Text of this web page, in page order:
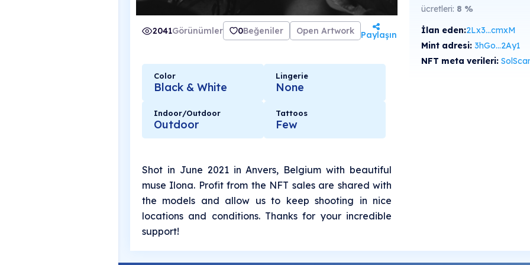
2041Görünümler 0Beğeniler Open Artwork Paylaşın
Color
Black & White
Lingerie
None
Indoor/Outdoor
Outdoor
Tattoos
Few
Shot in June 2021 in Anvers, Belgium with beautiful
muse Ilona. Profit from the NFT sales are shared with
the models and allow us to keep shooting in nice
locations and conditions. Thanks for your incredible
support!
ücretleri: 8 %
İlan eden:2Lx3...cmxM
Mint adresi:3hGo...2Ay1
NFT meta verileri:SolScan'de